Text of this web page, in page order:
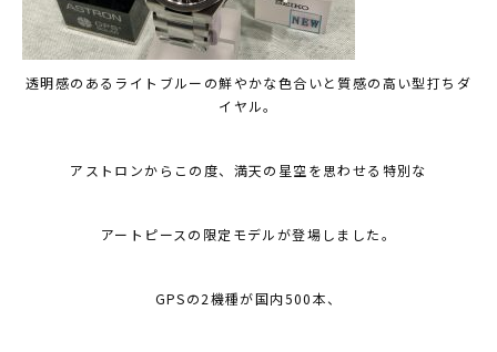
透明感のあるライトブルーの鮮やかな色合いと質感の高い型打ちダ
イヤル。
アストロンからこの度、満天の星空を思わせる特別な
アートピースの限定モデルが登場しました。
GPSの2機種が国内500本、